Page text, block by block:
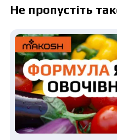
Не пропустіть